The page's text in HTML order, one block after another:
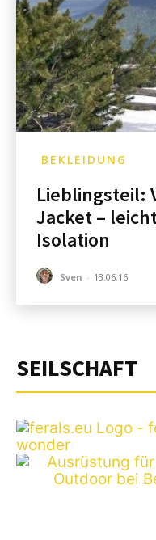
BEKLEIDUNG
Lieblingsteil:
Jacket –
Isolation
Sven - 13.06.16
SEILSCHAFT